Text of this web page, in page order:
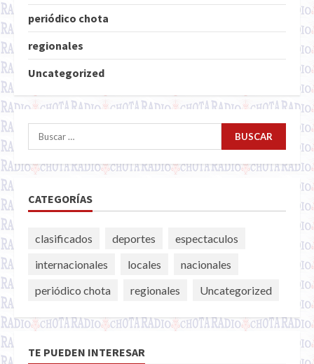
periódico chota
regionales
Uncategorized
Buscar:
CATEGORÍAS
clasificados deportes
espectaculos
internacionales
locales
nacionales
periódico chota
regionales Uncategorized
TE PUEDEN INTERESAR